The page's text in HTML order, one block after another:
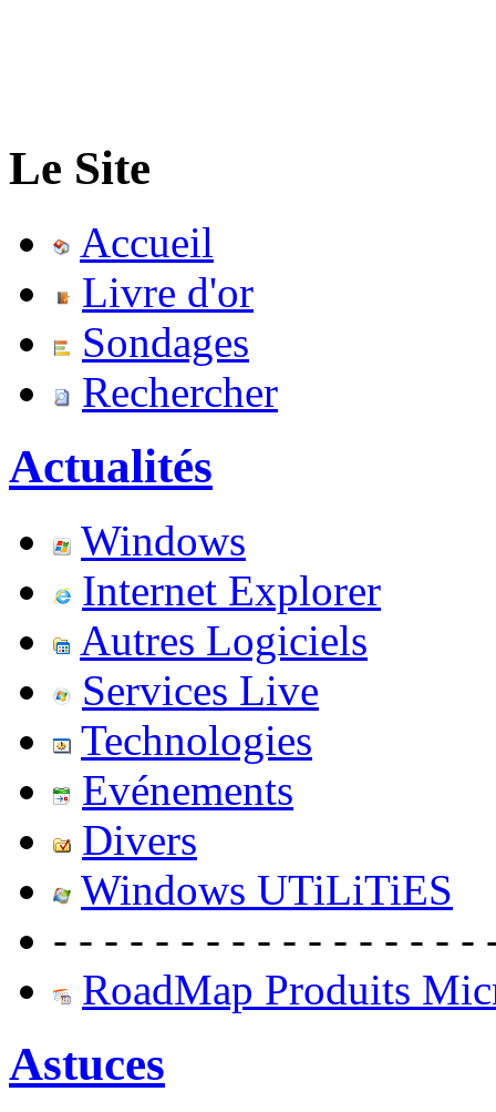
Le Site
Accueil
Livre d'or
Sondages
Rechercher
Actualités
Windows
Internet Explorer
Autres Logiciels
Services Live
Technologies
Evénements
Divers
Windows UTiLiTiES
- - - - - - - - - - - - - - - - -
RoadMap Produits
Astuces